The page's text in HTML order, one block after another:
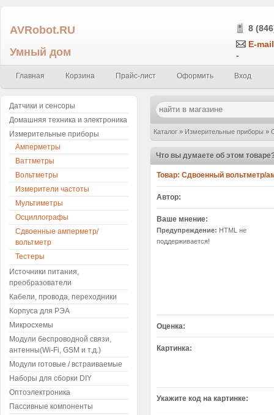
AVRobot.RU
Умный дом
8
E-
-
Главная Корзина Прайс-лист Оформить Вход
Каталог » Измерительные приборы »
Что вы думаете об этом
Товар: Сдвоенный вольтметр/
Автор:
Ваше мнение:
Предупреждение: HTML не
поддерживается!
Оценка:
Картинка:
Укажите код на картинке:
Датчики и сенсоры
Домашняя техника и электроника
Измерительные приборы
Амперметры
Ваттметры
Вольтметры
Измерители частоты
Мультиметры
Осциллографы
Сдвоенные амперметр/
вольтметр
Тестеры
Источники питания,
преобразователи
Кабели, провода, переходники
Корпуса для РЭА
Микросхемы
Модули беспроводной связи,
антенны(Wi-Fi, GSM и т.д.)
Модули готовые / встраиваемые
Наборы для сборки DIY
Оптоэлектроника
Пассивные компоненты